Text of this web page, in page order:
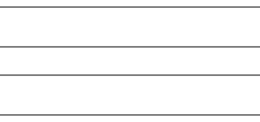
una fundación patrocinada por la
Española, cuyo objetivo es